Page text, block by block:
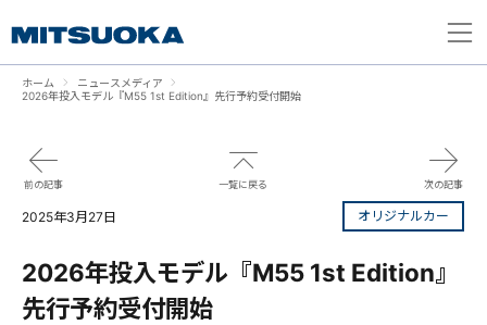
ホーム
ニュースメディア
2026年投入モデル『M55 1st Edition』先行予約受付開始
前の記事 一覧に戻る 次の記事
2025年3月27日 オリジナルカー
2026年投入モデル『M55 1st Edition』
先行予約受付開始